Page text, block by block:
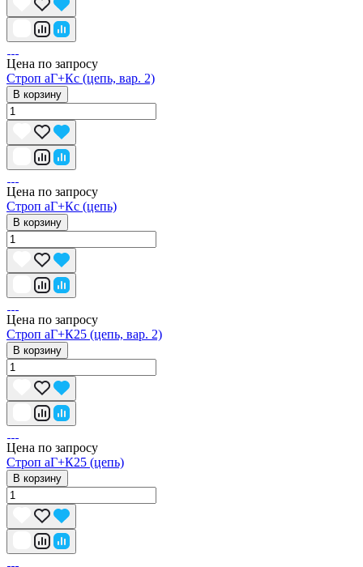
Цена по запросу
Строп аГ+Кс (цепь, вар. 2)
В корзину
Цена по запросу
Строп аГ+Кс (цепь)
В корзину
Цена по запросу
Строп аГ+К25 (цепь, вар. 2)
В корзину
Цена по запросу
Строп аГ+К25 (цепь)
В корзину